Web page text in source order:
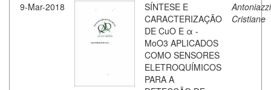
9-Mar-2018
SÍNTESE E
CARACTERIZAÇÃO
DE CuO E α -
MoO3 APLICADOS
COMO SENSORES
ELETROQUÍMICOS
PARA A
Cristiane